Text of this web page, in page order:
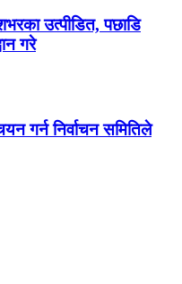
उत्पीडित, पछाडि
गरे
गर्न निर्वाचन समितिले